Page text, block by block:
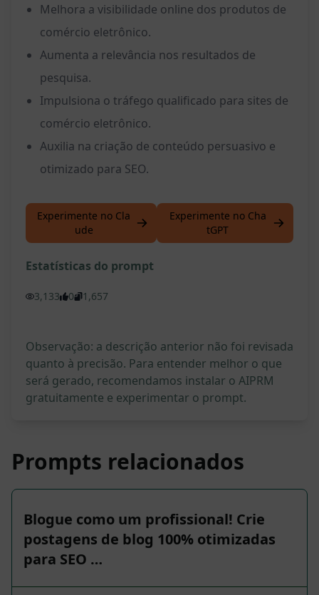
Melhora a visibilidade online dos produtos de
comércio eletrônico.
Aumenta a relevância nos resultados de
pesquisa.
Impulsiona o tráfego qualificado para sites de
comércio eletrônico.
Auxilia na criação de conteúdo persuasivo e
otimizado para SEO.
Experimente no Cla
ude
Experimente no Cha
tGPT
Estatísticas do prompt
3,133 0 1,657
Observação: a descrição anterior não foi revisada
quanto à precisão. Para entender melhor o que
será gerado, recomendamos instalar o AIPRM
gratuitamente e experimentar o prompt.
Prompts relacionados
Blogue como um profissional! Crie
postagens de blog 100% otimizadas
para SEO …